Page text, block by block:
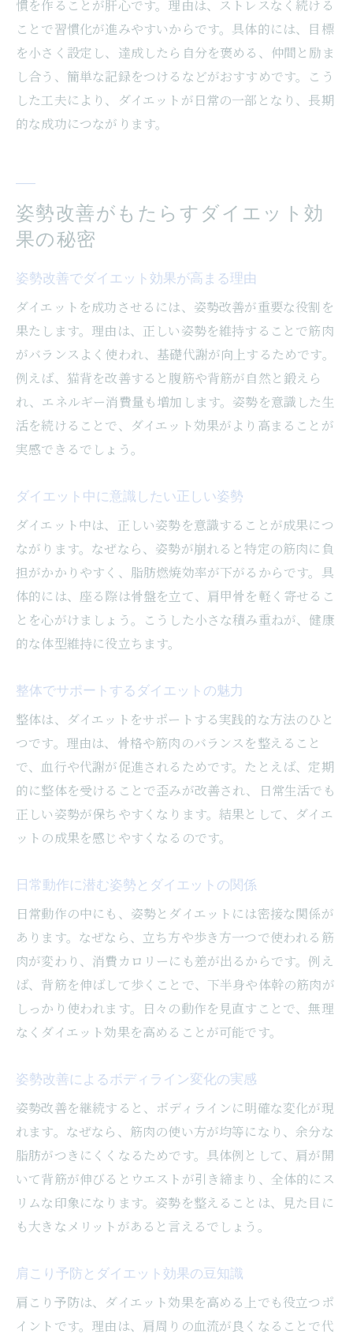
慣を作ることが肝心です。理由は、ストレスなく続ける
ことで習慣化が進みやすいからです。具体的には、目標
を小さく設定し、達成したら自分を褒める、仲間と励ま
し合う、簡単な記録をつけるなどがおすすめです。こう
した工夫により、ダイエットが日常の一部となり、長期
的な成功につながります。
姿勢改善がもたらすダイエット効
果の秘密
姿勢改善でダイエット効果が高まる理由
ダイエットを成功させるには、姿勢改善が重要な役割を
果たします。理由は、正しい姿勢を維持することで筋肉
がバランスよく使われ、基礎代謝が向上するためです。
例えば、猫背を改善すると腹筋や背筋が自然と鍛えら
れ、エネルギー消費量も増加します。姿勢を意識した生
活を続けることで、ダイエット効果がより高まることが
実感できるでしょう。
ダイエット中に意識したい正しい姿勢
ダイエット中は、正しい姿勢を意識することが成果につ
ながります。なぜなら、姿勢が崩れると特定の筋肉に負
担がかかりやすく、脂肪燃焼効率が下がるからです。具
体的には、座る際は骨盤を立て、肩甲骨を軽く寄せるこ
とを心がけましょう。こうした小さな積み重ねが、健康
的な体型維持に役立ちます。
整体でサポートするダイエットの魅力
整体は、ダイエットをサポートする実践的な方法のひと
つです。理由は、骨格や筋肉のバランスを整えること
で、血行や代謝が促進されるためです。たとえば、定期
的に整体を受けることで歪みが改善され、日常生活でも
正しい姿勢が保ちやすくなります。結果として、ダイエ
ットの成果を感じやすくなるのです。
日常動作に潜む姿勢とダイエットの関係
日常動作の中にも、姿勢とダイエットには密接な関係が
あります。なぜなら、立ち方や歩き方一つで使われる筋
肉が変わり、消費カロリーにも差が出るからです。例え
ば、背筋を伸ばして歩くことで、下半身や体幹の筋肉が
しっかり使われます。日々の動作を見直すことで、無理
なくダイエット効果を高めることが可能です。
姿勢改善によるボディライン変化の実感
姿勢改善を継続すると、ボディラインに明確な変化が現
れます。なぜなら、筋肉の使い方が均等になり、余分な
脂肪がつきにくくなるためです。具体例として、肩が開
いて背筋が伸びるとウエストが引き締まり、全体的にス
リムな印象になります。姿勢を整えることは、見た目に
も大きなメリットがあると言えるでしょう。
肩こり予防とダイエット効果の豆知識
肩こり予防は、ダイエット効果を高める上でも役立つポ
イントです。理由は、肩周りの血流が良くなることで代